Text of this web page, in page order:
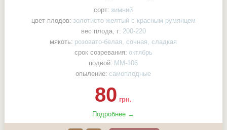
сорт: зимний
цвет плодов: золотисто-желтый с красным румянцем
вес плода, г: 200-220
мякоть: розовато-белая, сочная, сладкая
срок созревания: октябрь
подвой: ММ-106
опыление: самоплодные
80 грн.
Подробнее →